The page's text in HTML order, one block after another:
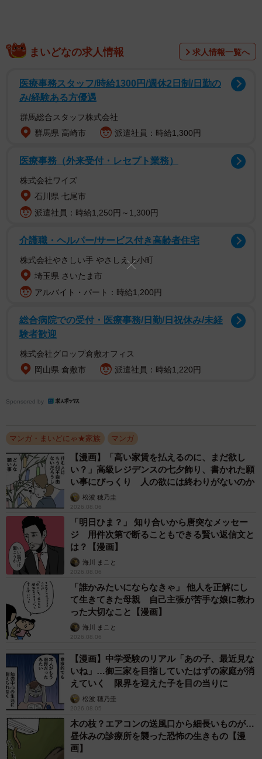
まいどなの求人情報 求人情報一覧へ
医療事務スタッフ/時給1300円/週休2日制/日勤の
み/経験ある方優遇
群馬総合スタッフ株式会社
群馬県 高崎市
派遣社員：時給1,300円
医療事務（外来受付・レセプト業務）
株式会社ワイズ
石川県 七尾市
派遣社員：時給1,250円～1,300円
介護職・ヘルパー/サービス付き高齢者住宅
株式会社やさしい手 やさしえ上小町
埼玉県 さいたま市
アルバイト・パート：時給1,200円
総合病院での受付・医療事務/日勤/日祝休み/未経
験者歓迎
株式会社グロップ倉敷オフィス
岡山県 倉敷市
派遣社員：時給1,220円
Sponsored by
マンガ・まいどにゃ★家族 マンガ
【漫画】「高い家賃を払えるのに、まだ欲し
い？」高級レジデンスの七夕飾り、書かれた願
い事にびっくり 人の欲には終わりがないのか
松波 穂乃圭
2026.08.06
「明日ひま？」 知り合いから唐突なメッセー
ジ 用件次第で断ることもできる賢い返信文と
は？【漫画】
海川 まこと
2026.08.06
「誰かみたいにならなきゃ」 他人を正解にし
て生きてきた母親 自己主張が苦手な娘に教わ
った大切なこと【漫画】
海川 まこと
2026.08.06
【漫画】中学受験のリアル「あの子、最近見な
いね」…御三家を目指していたはずの家庭が消
えていく 限界を迎えた子を目の当りに
松波 穂乃圭
2026.08.05
木の枝？エアコンの送風口から細長いものが…
昼休みの診療所を襲った恐怖の生きもの【漫
画】